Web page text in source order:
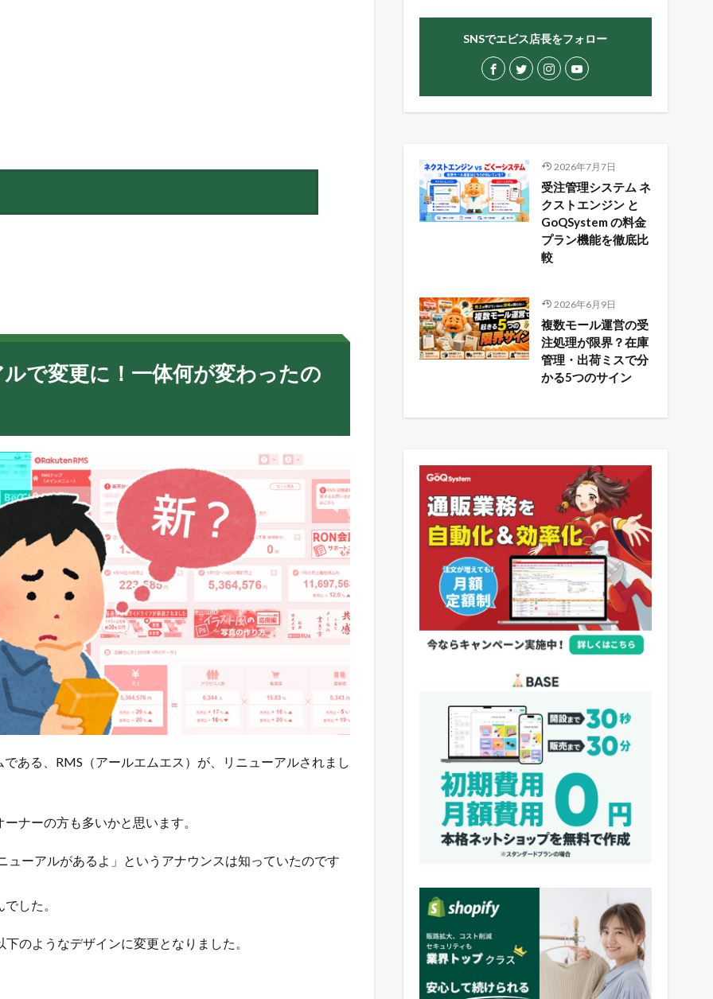
で変更に！一体何が変わったの
ある、RMS（アールエムエス）が、リニューアルされまし
ナーの方も多いかと思います。
ューアルがあるよ」というアナウンスは知っていたのです
した。
のようなデザインに変更となりました。
SNSでエビス店長をフォロー
2026年7月7日
受注管理システム ネ
クストエンジン と
GoQSystem の料金
プラン機能を徹底比
較
2026年6月9日
複数モール運営の受
注処理が限界？在庫
管理・出荷ミスで分
かる5つのサイン